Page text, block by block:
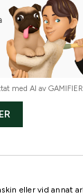
med AI av
eller vid annat